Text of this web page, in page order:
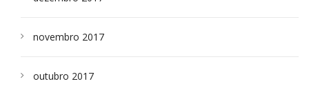
novembro 2017
outubro 2017